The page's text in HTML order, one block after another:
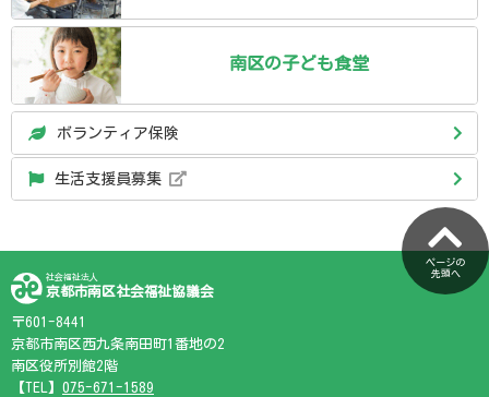
南区の子ども食堂
ボランティア保険
生活支援員募集
ページの
先頭へ
社会福祉法人
京都市南区社会福祉協議会
〒601-8441
京都市南区西九条南田町1番地の2
南区役所別館2階
【TEL】 075-671-1589